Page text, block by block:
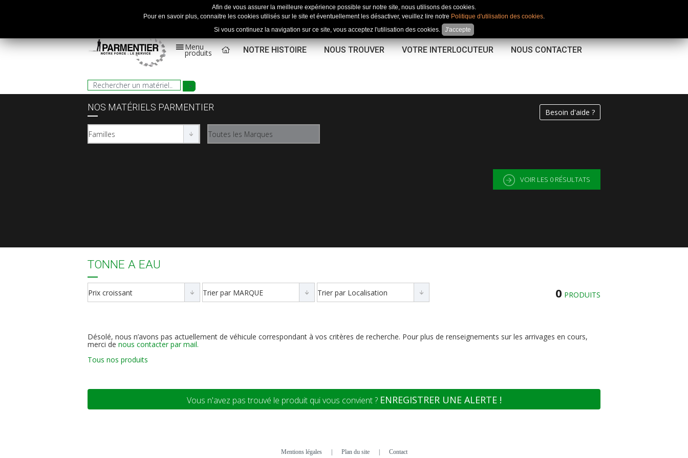
Afin de vous assurer la meilleure expérience possible sur notre site, nous utilisons des cookies.
Pour en savoir plus, connaitre les cookies utilisés sur le site et éventuellement les désactiver, veuillez lire notre Politique d'utilisation des cookies.
Si vous continuez la navigation sur ce site, vous acceptez l'utilisation des cookies.
J'accepte
Mon compte
Menu
produits NOTRE HISTOIRE NOUS TROUVER VOTRE INTERLOCUTEUR NOUS CONTACTER
NOS MATÉRIELS PARMENTIER
VOIR LES 0RÉSULTATS
Besoin d'aide ?
TONNE A EAU
0 PRODUITS
Désolé, nous n’avons pas actuellement de véhicule correspondant à vos critères de recherche. Pour plus de renseignements sur les arrivages en cours,
merci de nous contacter par mail.
Tous nos produits
Vous n'avez pas trouvé le produit qui vous convient ? ENREGISTRER UNE ALERTE !
Mentions légales Plan du site Contact